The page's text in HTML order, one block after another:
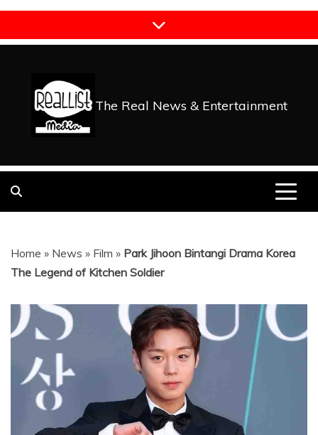
Skip
content
The Real News & Entertainment
Home » News » Film » Park Jihoon Bintangi Drama Korea
The Legend of Kitchen Soldier